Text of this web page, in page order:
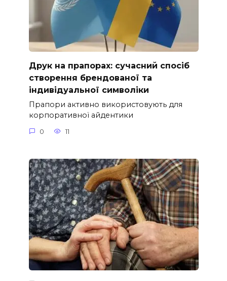
Друк на прапорах: сучасний спосіб
створення брендованої та
індивідуальної символіки
Прапори активно використовують для
корпоративної айдентики
0 11